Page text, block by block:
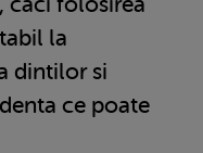
la
dintilor si
ce poate